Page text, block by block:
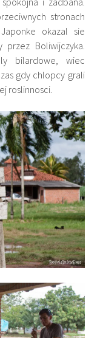
stronach
okazal sie
Boliwijczyka.
bilardowe, wiec
gdy chlopcy grali
roslinnosci.